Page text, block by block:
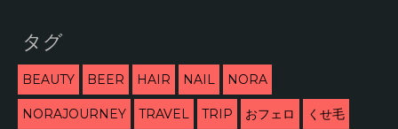
タグ
BEAUTY BEER HAIR NAIL NORA
NORAJOURNEY TRAVEL TRIP おフェロ くせ毛